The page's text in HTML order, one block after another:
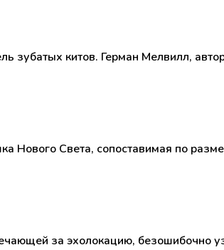
зубатых китов. Герман Мелвилл,
Света, сопоставимая по
за эхолокацию, безошибочно